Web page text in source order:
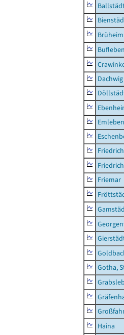
Brüheim
Dachwig
Emleben
Friemar
Gotha,
Haina